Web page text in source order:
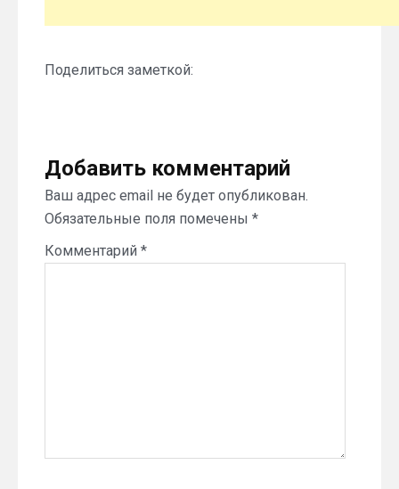
Поделиться заметкой:
Добавить комментарий
Ваш адрес email не будет опубликован.
Обязательные поля помечены *
Комментарий *